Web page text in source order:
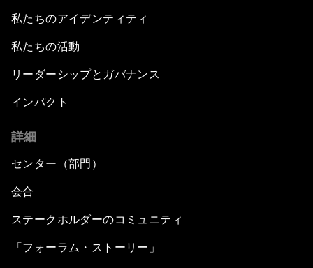
私たちのアイデンティティ
私たちの活動
リーダーシップとガバナンス
インパクト
詳細
センター（部門）
会合
ステークホルダーのコミュニティ
「フォーラム・ストーリー」